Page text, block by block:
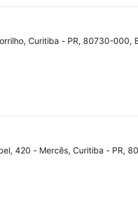
Curitiba - PR, 80730-000,
420 - Mercês, Curitiba - PR,